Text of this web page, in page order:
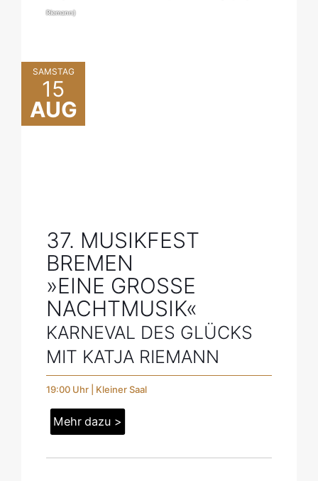
SAMSTAG
15
AUG
Riemann)
37. MUSIKFEST
BREMEN
»EINE GROSSE N
ACHTMUSIK«
KARNEVAL DES GLÜCKS
MIT KATJA RIEMANN
19:00 Uhr | Kleiner Saal
Mehr dazu >